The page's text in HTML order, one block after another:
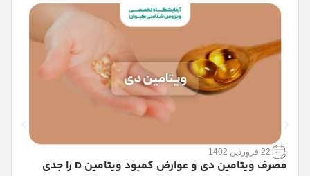
22 فروردین 1402
مصرف ویتامین دی و عوارض کمبود ویتامین D را جدی